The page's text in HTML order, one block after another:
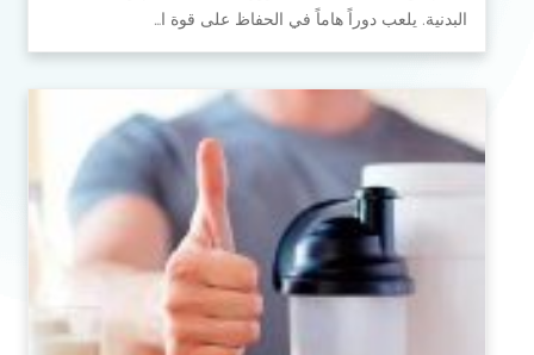
البدنية. يلعب دوراً هاماً في الحفاظ على قوة ا…